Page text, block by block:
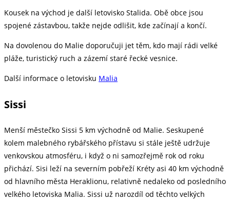
Kousek na východ je další letovisko Stalida. Obě obce jsou
spojené zástavbou, takže nejde odlišit, kde začínají a končí.
Na dovolenou do Malie doporučuji jet těm, kdo mají rádi velké
pláže, turistický ruch a zázemí staré řecké vesnice.
Další informace o letovisku Malia
Sissi
Menší městečko Sissi 5 km východně od Malie. Seskupené
kolem malebného rybářského přístavu si stále ještě udržuje
venkovskou atmosféru, i když o ni samozřejmě rok od roku
přichází. Sisi leží na severním pobřeží Kréty asi 40 km východně
od hlavního města Heraklionu, relativně nedaleko od posledního
velkého letoviska Malia. Sissi už narozdíl od těchto velkých